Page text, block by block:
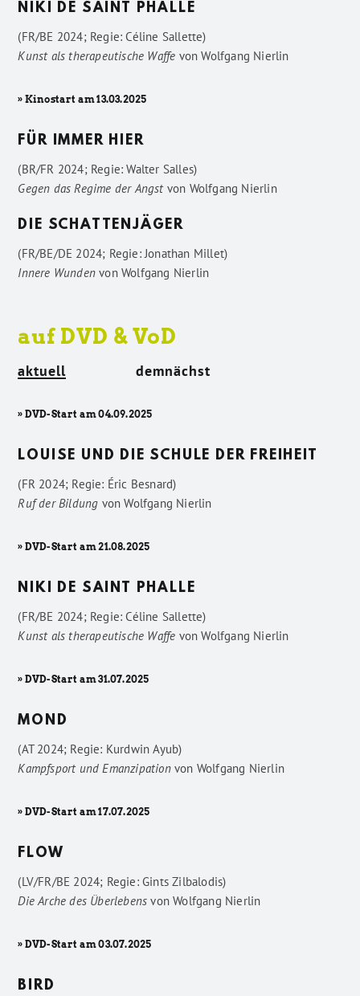
NIKI DE SAINT PHALLE
(FR/BE 2024; Regie: Céline Sallette)
Kunst als therapeutische Waffe vonWolfgang Nierlin
» Kinostart am 13.03.2025
FÜR IMMER HIER
(BR/FR 2024; Regie: Walter Salles)
Gegen das Regime der Angstvon Wolfgang Nierlin
DIE SCHATTENJÄGER
(FR/BE/DE 2024; Regie: Jonathan Millet)
Innere Wunden vonWolfgang Nierlin
auf DVD & VoD
aktuell demnächst
» DVD-Start am 04.09.2025
LOUISE UND DIE SCHULE DER FREIHEIT
(FR 2024; Regie: Éric Besnard)
Ruf der Bildung vonWolfgang Nierlin
» DVD-Start am 21.08.2025
NIKI DE SAINT PHALLE
(FR/BE 2024; Regie: Céline Sallette)
Kunst als therapeutische Waffe vonWolfgang Nierlin
» DVD-Start am 31.07.2025
MOND
(AT 2024; Regie: Kurdwin Ayub)
Kampfsport und Emanzipationvon Wolfgang Nierlin
» DVD-Start am 17.07.2025
FLOW
(LV/FR/BE 2024; Regie: Gints Zilbalodis)
Die Arche des Überlebens vonWolfgang Nierlin
» DVD-Start am 03.07.2025
BIRD